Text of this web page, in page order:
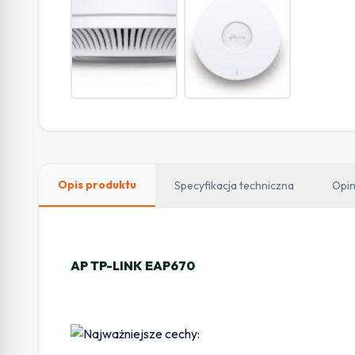
Opis produktu Specyfikacja techniczna
AP TP-LINK EAP670